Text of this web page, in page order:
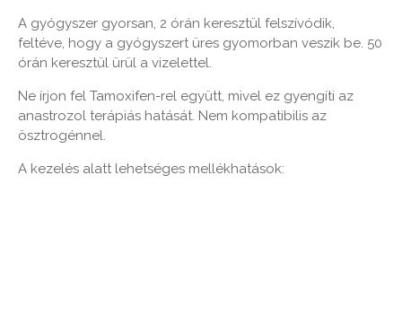
A gyógyszer gyorsan, 2 órán keresztül felszívódik,
feltéve, hogy a gyógyszert üres gyomorban veszik be. 50
órán keresztül ürül a vizelettel.
Ne írjon fel Tamoxifen-rel együtt, mivel ez gyengíti az
anastrozol terápiás hatását. Nem kompatibilis az
ösztrogénnel.
A kezelés alatt lehetséges mellékhatások: